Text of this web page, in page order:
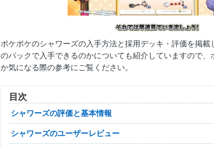
ポケポケのシャワーズの入手方法と採用デッキ・評価を掲
のパックで入手できるのかについても紹介していますので
か気になる際の参考にご覧ください。
目次
シャワーズの評価と基本情報
シャワーズのユーザーレビュー